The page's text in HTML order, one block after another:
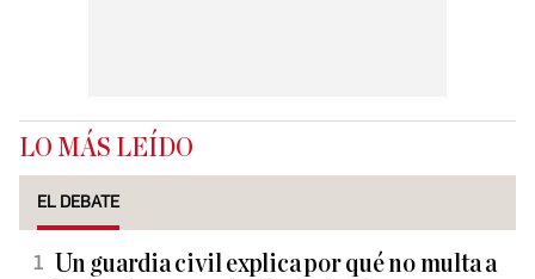
LO MÁS LEÍDO
EL DEBATE
Un guardia civil explica por qué no multa a